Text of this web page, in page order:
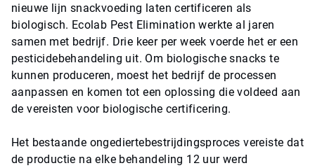
nieuwe lijn snackvoeding laten certificeren als
biologisch. Ecolab Pest Elimination werkte al jaren
samen met bedrijf. Drie keer per week voerde het er een
pesticidebehandeling uit. Om biologische snacks te
kunnen produceren, moest het bedrijf de processen
aanpassen en komen tot een oplossing die voldeed aan
de vereisten voor biologische certificering.
Het bestaande ongediertebestrijdingsproces vereiste dat
de productie na elke behandeling 12 uur werd